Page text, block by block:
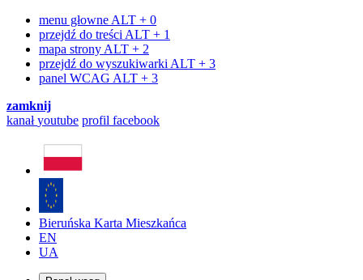
menu głowne ALT + 0
przejdź do treści ALT + 1
mapa strony ALT + 2
przejdź do wyszukiwarki ALT + 3
panel WCAG ALT + 3
zamknij
kanałyoutube profil facebook
Bieruńska Karta Mieszkańca
EN
UA